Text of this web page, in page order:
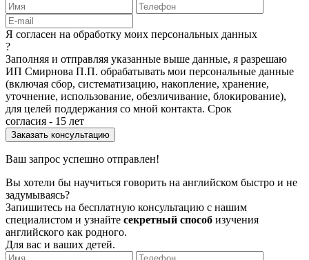
Я согласен на обработку моих персональных данных
?
Заполняя и отправляя указанные выше данные, я разрешаю
ИП Смирнова П.П. обрабатывать мои персональные данные
(включая сбор, систематизацию, накопление, хранение,
уточнение, использование, обезличивание, блокирование),
для целей поддержания со мной контакта. Срок
согласия - 15 лет
Ваш запрос успешно отправлен!
Вы хотели бы научиться говорить на английском быстро и не
задумываясь?
Запишитесь на бесплатную консультацию с нашим
специалистом и узнайте секретный способ изучения
английского как родного.
Для вас и ваших детей.